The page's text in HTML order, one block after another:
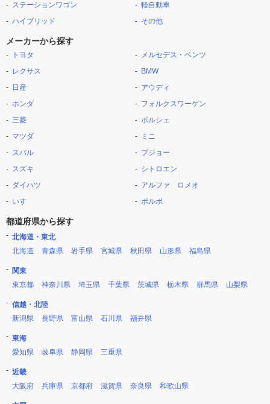
ステーションワゴン
ハイブリッド
軽自動車
その他
メーカーから探す
トヨタ
レクサス
日産
ホンダ
三菱
マツダ
スバル
スズキ
ダイハツ
いすゞ
メルセデス・ベンツ
BMW
アウディ
フォルクスワーゲン
ポルシェ
ミニ
プジョー
シトロエン
アルファ ロメオ
ボルボ
都道府県から探す
北海道・東北
北海道
青森県 岩手県 宮城県 秋田県 山形県 福島県
関東
東京都
神奈川県 埼玉県 千葉県 茨城県 栃木県 群馬県 山梨県
信越・北陸
新潟県
長野県 富山県 石川県 福井県
東海
愛知県
岐阜県 静岡県 三重県
近畿
大阪府
兵庫県 京都府 滋賀県 奈良県 和歌山県